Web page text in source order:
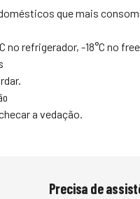
que mais
no refrigerador, -18°C no
a vedação.
Precisa de